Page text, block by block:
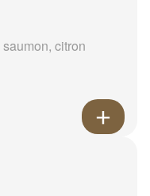
citron